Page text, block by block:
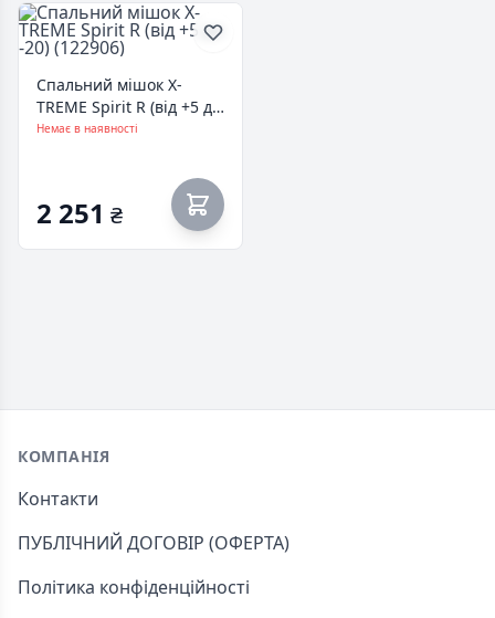
Спальний мішок X-
TREME Spirit R (від +5 до
-20) (122906)
Немає в наявності
2 251 ₴
Footer
КОМПАНІЯ
Контакти
ПУБЛІЧНИЙ ДОГОВІР (ОФЕРТА)
Політика конфіденційності